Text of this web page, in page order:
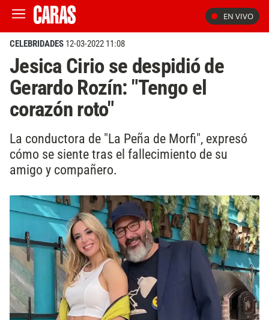
EN VIVO
CELEBRIDADES 12-03-2022 11:08
Jesica Cirio se despidió de
Gerardo Rozín: "Tengo el
corazón roto"
La conductora de "La Peña de Morfi", expresó
cómo se siente tras el fallecimiento de su
amigo y compañero.